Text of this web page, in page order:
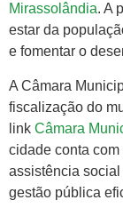
Mirassolândia. A
estar da
e fomentar o
A Câmara
fiscalização do
link Câmara
cidade conta
assistência
gestão pública